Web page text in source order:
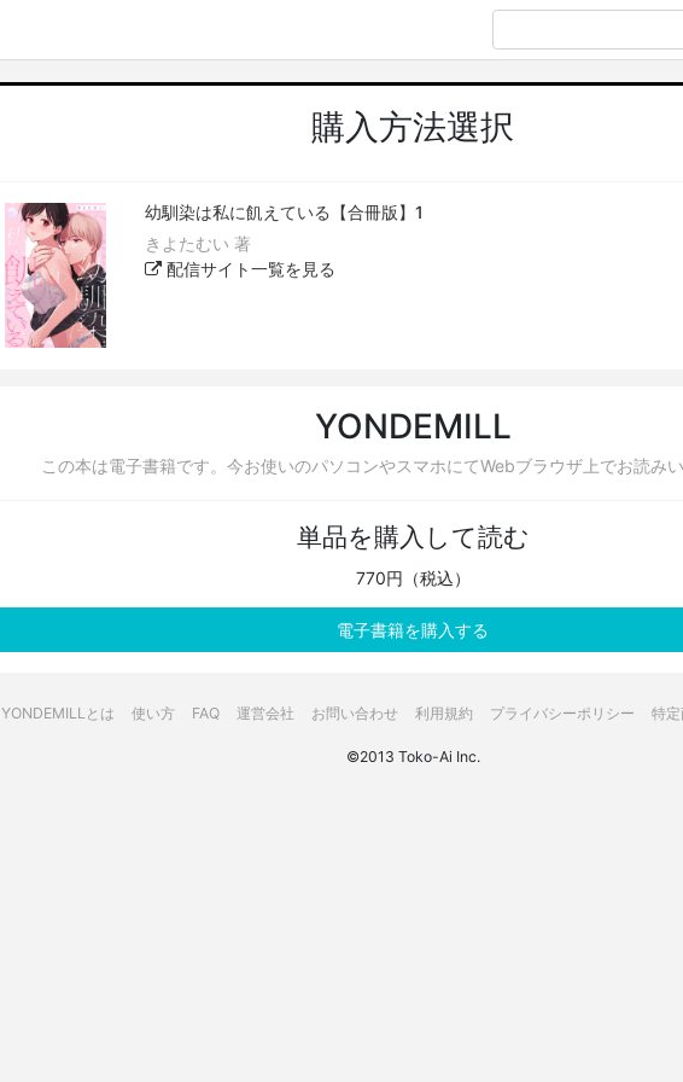
購入方法選択
幼馴染は私に飢えている【合冊版】1
きよたむい 著
配信サイト一覧を見る
YONDEMILL
この本は電子書籍です。今お使いのパソコンやスマホにてWebブラウザ上でお読みい
単品を購入して読む
770円（税込）
電子書籍を購入する
YONDEMILLとは 使い方 FAQ 運営会社 お問い合わせ 利用規約 プライバシーポリシー 特
©2013 Toko-Ai Inc.